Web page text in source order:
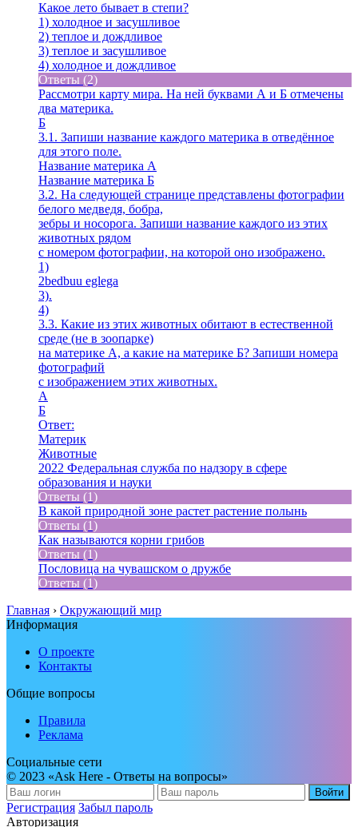
Какое лето бывает в степи?
1) холодное и засушливое
2) теплое и дождливое
3) теплое и засушливое
4) холодное и дождливое
Ответы (2)
Рассмотри карту мира. На ней буквами А и Б отмечены
два материка.
Б
3.1. Запиши название каждого материка в отведённое
для этого поле.
Название материка А
Название материка Б
3.2. На следующей странице представлены фотографии
белого медведя, бобра,
зебры и носорога. Запиши название каждого из этих
животных рядом
с номером фотографии, на которой оно изображено.
1)
2bedbuu eglega
3).
4)
3.3. Какие из этих животных обитают в естественной
среде (не в зоопарке)
на материке А, а какие на материке Б? Запиши номера
фотографий
с изображением этих животных.
A
Б
Ответ:
Материк
Животные
2022 Федеральная служба по надзору в сфере
образования и науки
Ответы (1)
В какой природной зоне растет растение полынь
Ответы (1)
Как называются корни грибов
Ответы (1)
Пословица на чувашском о дружбе
Ответы (1)
Главная › Окружающий мир
Информация
О проекте
Контакты
Общие вопросы
Правила
Реклама
Социальные сети
© 2023 «Ask Here - Ответы на вопросы»
Войти
Регистрация Забыл пароль
Авторизация